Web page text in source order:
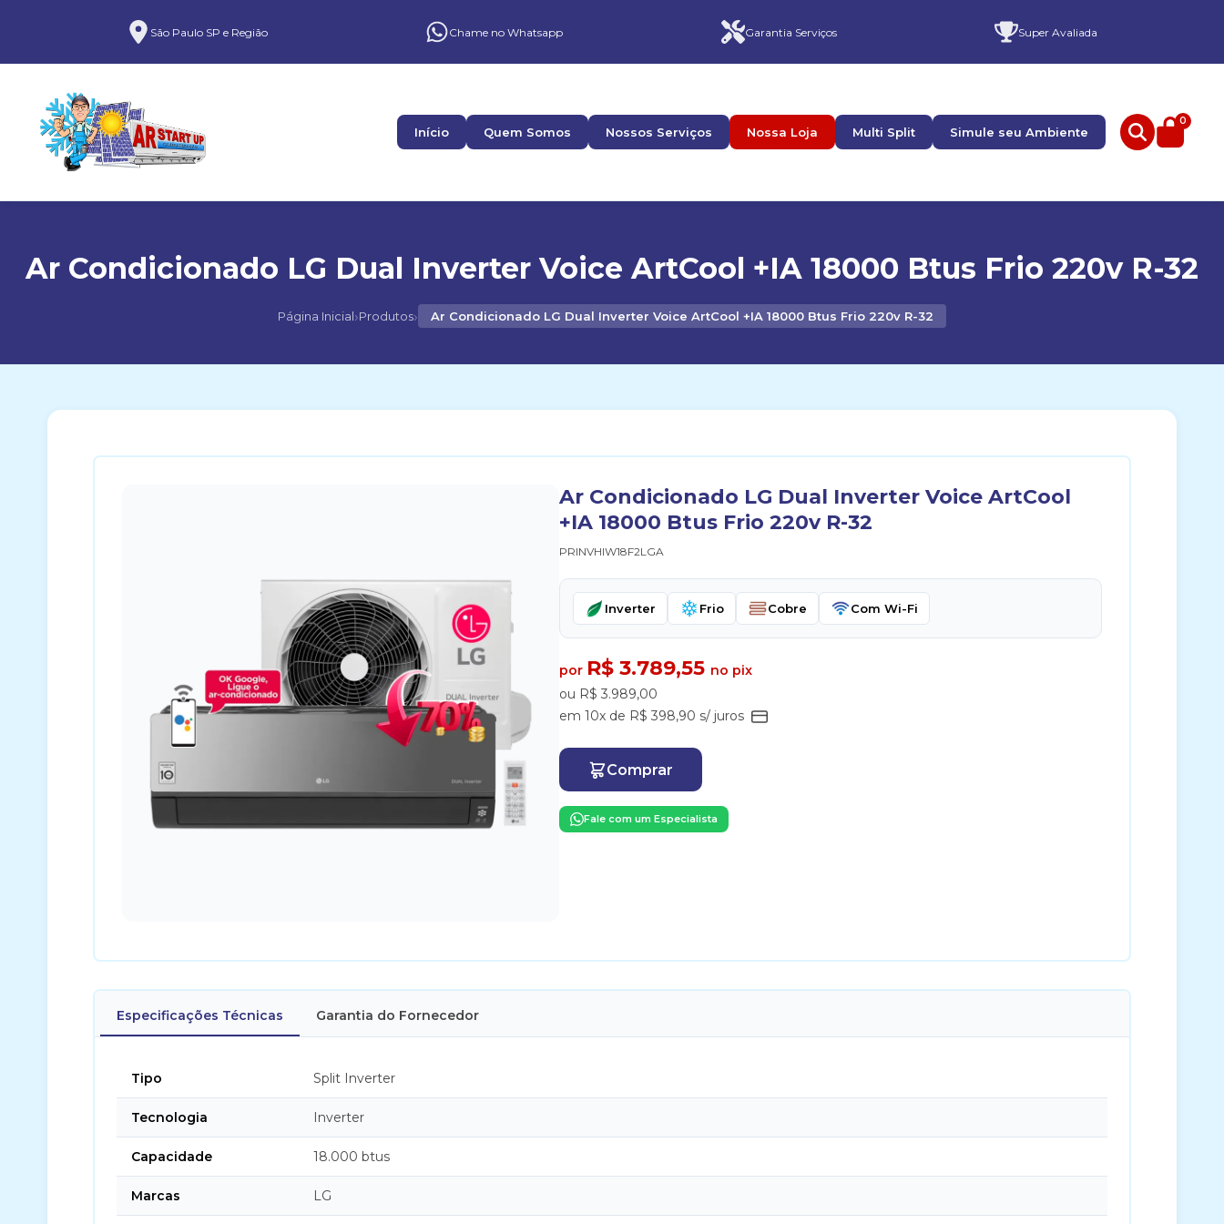
São Paulo SP e Região Chame no Whatsapp Garantia Serviços Super Avaliada
Início Quem Somos Nossos Serviços Nossa Loja Multi Split Simule seu Ambiente
0
Ar Condicionado LG Dual Inverter Voice ArtCool +IA 18000 Btus Frio 220v R-32
Página Inicial›Produtos› Ar Condicionado LG Dual Inverter Voice ArtCool +IA 18000 Btus Frio 220v R-32
Ar Condicionado LG Dual Inverter Voice ArtCool
+IA 18000 Btus Frio 220v R-32
PRINVHIW18F2LGA
Inverter Frio Cobre Com Wi-Fi
por R$ 3.789,55 no pix
ou R$ 3.989,00
em 10x de R$ 398,90 s/ juros
Comprar
Fale com um Especialista
Especificações Técnicas Garantia do Fornecedor
Tipo Split Inverter
Tecnologia Inverter
Capacidade 18.000 btus
Marcas LG